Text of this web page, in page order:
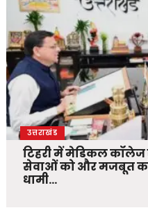
उत्तराखंड
टिहरी में मेडिकल कॉलेज
सेवाओं को और मजबूत
धामी…